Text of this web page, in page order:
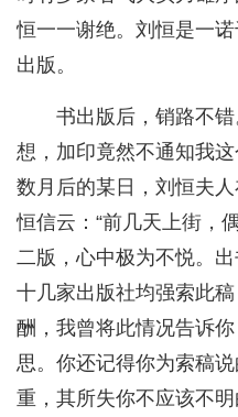
恒一一谢绝。刘恒是一
出版。
书出版后，销路不
想，加印竟然不通知我
数月后的某日，刘恒夫
恒信云：“前几天上街，
二版，心中极为不悦。
十几家出版社均强索此
酬，我曾将此情况告诉
思。你还记得你为索稿
重，其所失你不应该不